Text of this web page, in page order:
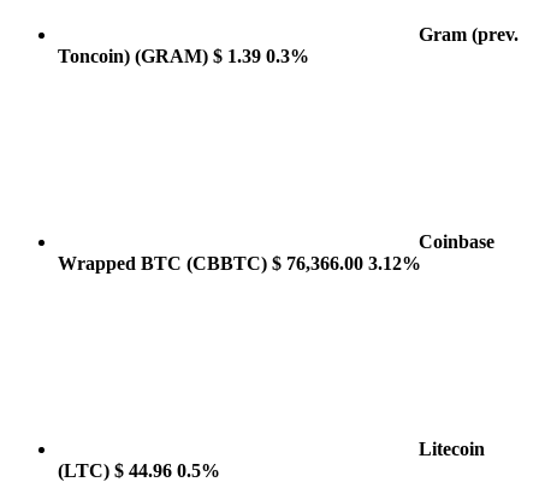
Gram (prev.
Toncoin) (GRAM) $ 1.39 0.3%
Coinbase
Wrapped BTC (CBBTC) $ 76,366.00 3.12%
Litecoin
(LTC) $ 44.96 0.5%